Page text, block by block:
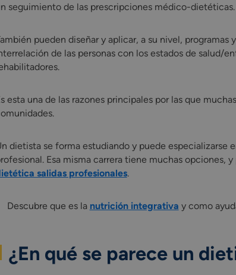
seguimiento de las prescripciones médico-dietéticas.
pueden diseñar y aplicar, a su nivel,
de las personas con los estados de salud/
esta una de las razones principales por las que
dietista se forma estudiando y puede especializarse
Esa misma carrera tiene muchas opciones,
salidas profesionales.
Descubre que es la nutrición integrativa y como
¿En qué se parece un